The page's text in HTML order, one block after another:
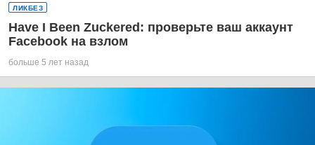
ЛИКБЕЗ
Have I Been Zuckered: проверьте ваш аккаунт
Facebook на взлом
больше 5 лет назад